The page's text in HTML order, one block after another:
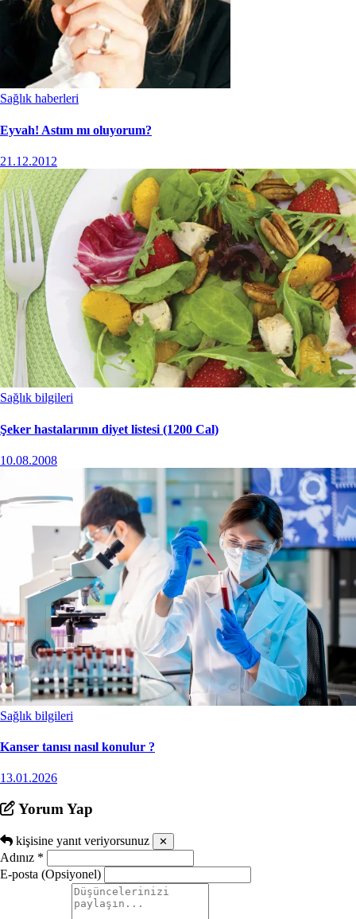
Sağlık haberleri
Eyvah! Astım mı oluyorum?
21.12.2012
Sağlık bilgileri
Şeker hastalarının diyet listesi (1200 Cal)
10.08.2008
Sağlık bilgileri
Kanser tanısı nasıl konulur ?
13.01.2026
Yorum Yap
kişisine yanıt veriyorsunuz ✕
Adınız *
E-posta (Opsiyonel)